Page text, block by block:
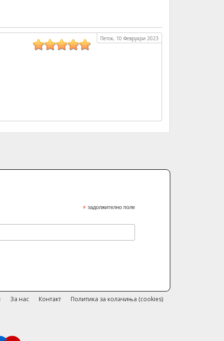
Петок, 10 Февруари 2023
*задолжително поле
За нас Контакт
Политика за колачиња (cookies)